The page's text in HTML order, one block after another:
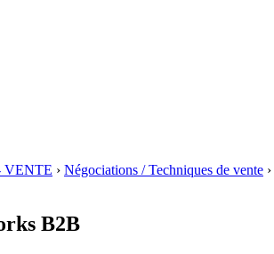
VENTE › Négociations / Techniques de vente ›
B2B